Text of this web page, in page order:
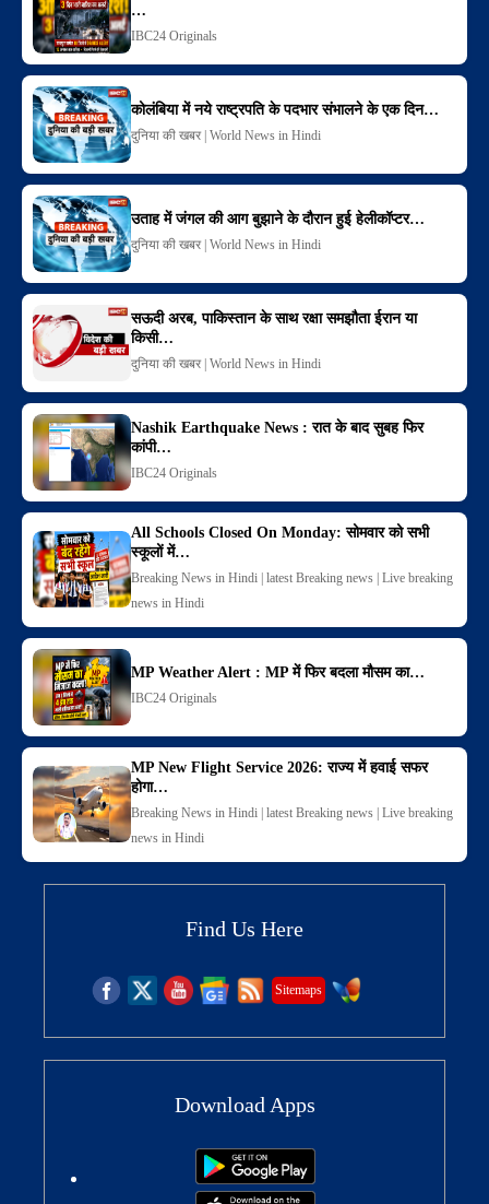
…
IBC24 Originals
कोलंबिया में नये राष्ट्रपति के पदभार संभालने के एक दिन…
दुनिया की खबर | World News in Hindi
उताह में जंगल की आग बुझाने के दौरान हुई हेलीकॉप्टर…
दुनिया की खबर | World News in Hindi
सऊदी अरब, पाकिस्तान के साथ रक्षा समझौता ईरान या
किसी…
दुनिया की खबर | World News in Hindi
Nashik Earthquake News : रात के बाद सुबह फिर
कांपी…
IBC24 Originals
All Schools Closed On Monday: सोमवार को सभी
स्कूलों में…
Breaking News in Hindi | latest Breaking news | Live breaking
news in Hindi
MP Weather Alert : MP में फिर बदला मौसम का…
IBC24 Originals
MP New Flight Service 2026: राज्य में हवाई सफर
होगा…
Breaking News in Hindi | latest Breaking news | Live breaking
news in Hindi
Find Us Here
Sitemaps
Download Apps